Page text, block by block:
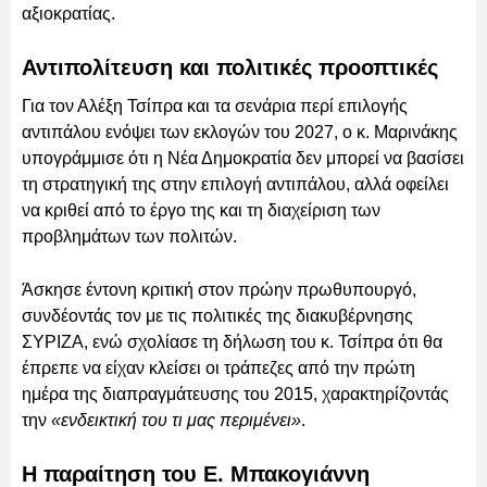
αξιοκρατίας.
Αντιπολίτευση και πολιτικές προοπτικές
Για τον Αλέξη Τσίπρα και τα σενάρια περί επιλογής
αντιπάλου ενόψει των εκλογών του 2027, ο κ. Μαρινάκης
υπογράμμισε ότι η Νέα Δημοκρατία δεν μπορεί να βασίσει
τη στρατηγική της στην επιλογή αντιπάλου, αλλά οφείλει
να κριθεί από το έργο της και τη διαχείριση των
προβλημάτων των πολιτών.
Άσκησε έντονη κριτική στον πρώην πρωθυπουργό,
συνδέοντάς τον με τις πολιτικές της διακυβέρνησης
ΣΥΡΙΖΑ, ενώ σχολίασε τη δήλωση του κ. Τσίπρα ότι θα
έπρεπε να είχαν κλείσει οι τράπεζες από την πρώτη
ημέρα της διαπραγμάτευσης του 2015, χαρακτηρίζοντάς
την «ενδεικτική του τι μας περιμένει».
Η παραίτηση του Ε. Μπακογιάννη